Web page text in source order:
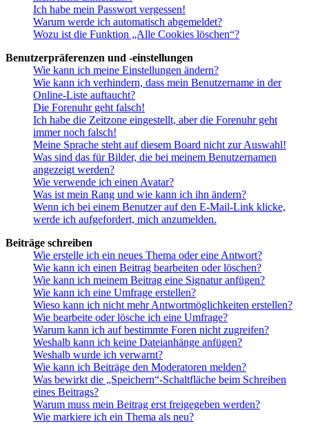
Ich habe mein Passwort vergessen!
Warum werde ich automatisch abgemeldet?
Wozu ist die Funktion „Alle Cookies löschen“?
Benutzerpräferenzen und -einstellungen
Wie kann ich meine Einstellungen ändern?
Wie kann ich verhindern, dass mein Benutzername in der
Online-Liste auftaucht?
Die Forenuhr geht falsch!
Ich habe die Zeitzone eingestellt, aber die Forenuhr geht
immer noch falsch!
Meine Sprache steht auf diesem Board nicht zur Auswahl!
Was sind das für Bilder, die bei meinem Benutzernamen
angezeigt werden?
Wie verwende ich einen Avatar?
Was ist mein Rang und wie kann ich ihn ändern?
Wenn ich bei einem Benutzer auf den E-Mail-Link klicke,
werde ich aufgefordert, mich anzumelden.
Beiträge schreiben
Wie erstelle ich ein neues Thema oder eine Antwort?
Wie kann ich einen Beitrag bearbeiten oder löschen?
Wie kann ich meinem Beitrag eine Signatur anfügen?
Wie kann ich eine Umfrage erstellen?
Wieso kann ich nicht mehr Antwortmöglichkeiten erstellen?
Wie bearbeite oder lösche ich eine Umfrage?
Warum kann ich auf bestimmte Foren nicht zugreifen?
Weshalb kann ich keine Dateianhänge anfügen?
Weshalb wurde ich verwarnt?
Wie kann ich Beiträge den Moderatoren melden?
Was bewirkt die „Speichern“-Schaltfläche beim Schreiben
eines Beitrags?
Warum muss mein Beitrag erst freigegeben werden?
Wie markiere ich ein Thema als neu?